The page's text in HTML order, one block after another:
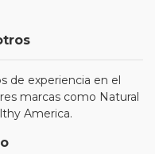
de experiencia en el
marcas como Natural
America.